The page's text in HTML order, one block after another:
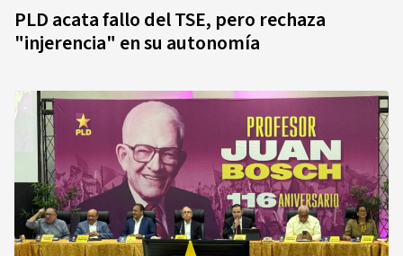
PLD acata fallo del TSE, pero rechaza
"injerencia" en su autonomía